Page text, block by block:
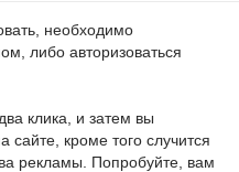
необходимо
либо авторизоваться
клика, и затем вы
сайте, кроме того случится
рекламы. Попробуйте, вам